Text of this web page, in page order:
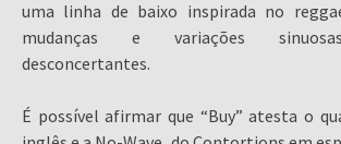
uma linha de baixo inspirada no
mudanças e variações
desconcertantes.
É possível afirmar que “Buy” atesta o